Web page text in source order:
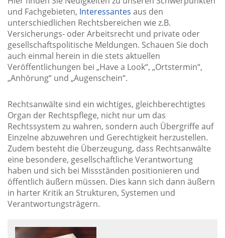
und Fachgebieten, Interessantes aus den
unterschiedlichen Rechtsbereichen wie z.B.
Versicherungs- oder Arbeitsrecht und private oder
gesellschaftspolitische Meldungen. Schauen Sie doch
auch einmal herein in die stets aktuellen
Veröffentlichungen bei „Have a Look“, „Ortstermin“,
„Anhörung“ und „Augenschein“.
Rechtsanwälte sind ein wichtiges, gleichberechtigtes
Organ der Rechtspflege, nicht nur um das
Rechtssystem zu wahren, sondern auch Übergriffe auf
Einzelne abzuwehren und Gerechtigkeit herzustellen.
Zudem besteht die Überzeugung, dass Rechtsanwälte
eine besondere, gesellschaftliche Verantwortung
haben und sich bei Missständen positionieren und
öffentlich äußern müssen. Dies kann sich dann äußern
in harter Kritik an Strukturen, Systemen und
Verantwortungsträgern.